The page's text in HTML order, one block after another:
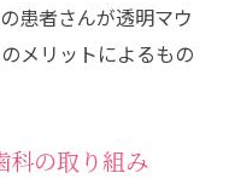
患者さんが透明マウ
メリットによるもの
科の取り組み